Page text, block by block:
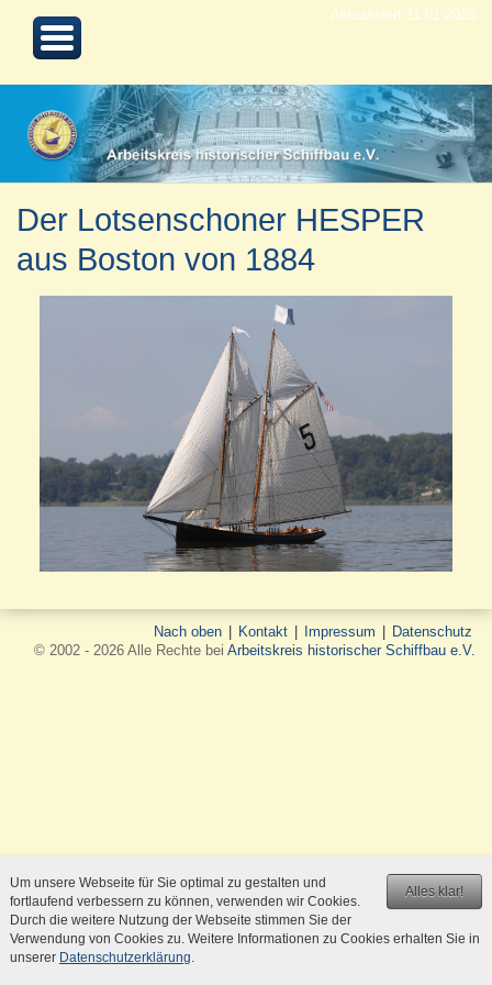
Aktualisiert 11.01.2026
Der Lotsenschoner HESPER
aus Boston von 1884
Nach oben Kontakt Impressum
Datenschutz
© 2002 - 2026 Alle Rechte bei Arbeitskreis historischer Schiffbau e.V.
Alles klar!
Um unsere Webseite für Sie optimal zu gestalten und
fortlaufend verbessern zu können, verwenden wir Cookies.
Durch die weitere Nutzung der Webseite stimmen Sie der
Verwendung von Cookies zu. Weitere Informationen zu Cookies erhalten Sie in
unserer Datenschutzerklärung